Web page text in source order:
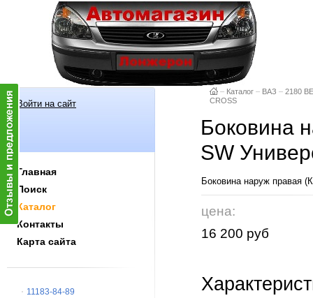
Войти на сайт
Главная
Поиск
Каталог
Контакты
Карта сайта
11183-84-89
– Каталог – ВАЗ – 2180
CROSS
Боковина
SW
Боковина наруж правая
цена:
16 200 руб